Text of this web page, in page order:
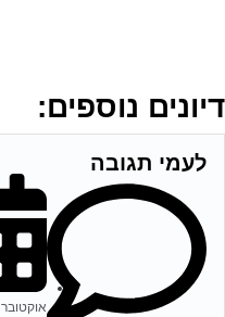
דיונים נוספים:
לעמי תגובה
אוקטובר 10, 2004